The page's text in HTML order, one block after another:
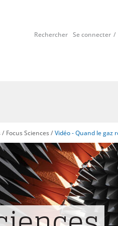
Rechercher Se connecter
/ Focus Sciences/Vidéo - Quand le